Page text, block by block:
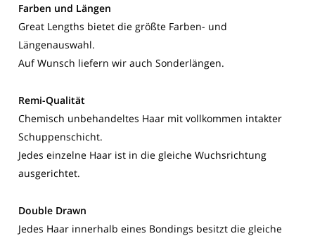
Farben und Längen
Great Lengths bietet die größte Farben- und
Längenauswahl.
Auf Wunsch liefern wir auch Sonderlängen.
Remi-Qualität
Chemisch unbehandeltes Haar mit vollkommen intakter
Schuppenschicht.
Jedes einzelne Haar ist in die gleiche Wuchsrichtung
ausgerichtet.
Double Drawn
Jedes Haar innerhalb eines Bondings besitzt die gleiche